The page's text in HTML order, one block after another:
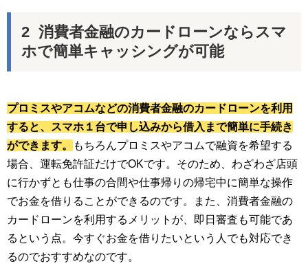
消費者金融のカードローンならスマ
ホで簡単キャッシングが可能
プロミスやアコムなどの消費者金融のカードローンを利用
すると、スマホ１台で申し込みから借入まで簡単に手続き
ができます。
もちろんプロミスやアコムで融資を希望する
場合、運転免許証だけでOKです。そのため、わざわざ店頭
に行かずとも仕事の合間や仕事帰りの帰宅中に簡単な操作
でお金を借りることができるのです。また、消費者金融の
カードローンを利用するメリットが、即日審査も可能であ
るという点。今すぐお金を借りたいという人でも対応でき
るのでおすすめなのです。